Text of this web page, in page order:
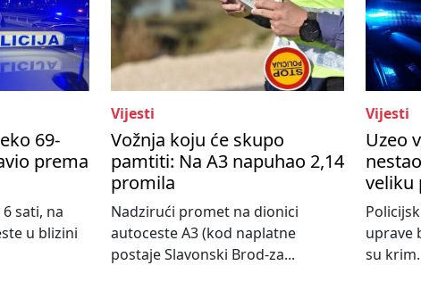
69-
prema
sati, na
u blizini
Vijesti
Vožnja koju će skupo
pamtiti: Na A3 napuhao 2,14
promila
Nadzirući promet na dionici
autoceste A3 (kod naplatne
postaje Slavonski Brod-za...
Vijesti
Uzeo
veliku
uprave
su